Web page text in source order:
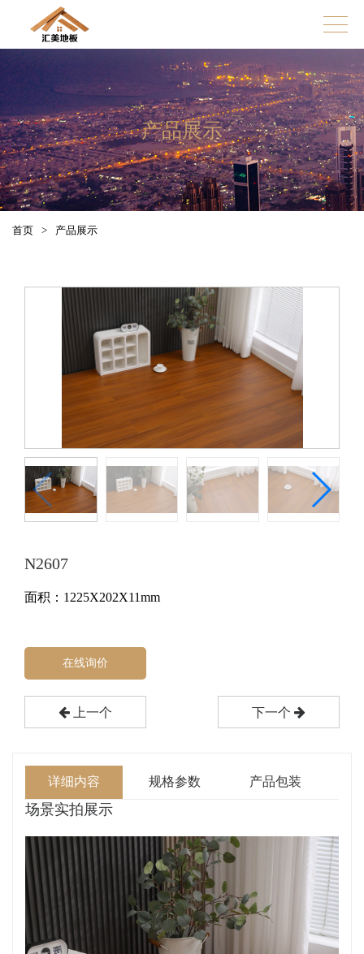
产品展示
首页 > 产品展示
N2607
面积：1225X202X11mm
在线询价
上一个 下一个
详细内容 规格参数 产品包装
场景实拍展示